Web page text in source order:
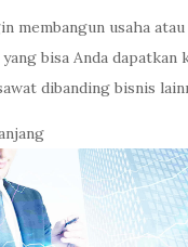
membangun usaha
bisa Anda dapatkan
dibanding bisnis